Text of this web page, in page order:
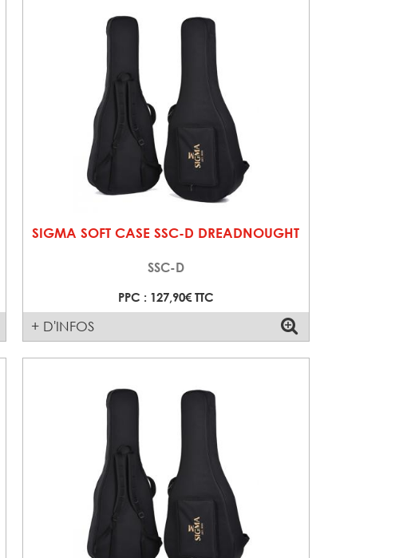
SIGMA SOFT CASE SSC-D DREADNOUGHT
SSC-D
PPC : 127,90€ TTC
+ D'INFOS